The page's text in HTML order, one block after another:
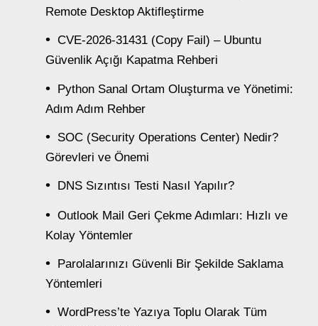
Remote Desktop Aktifleştirme
CVE-2026-31431 (Copy Fail) – Ubuntu
Güvenlik Açığı Kapatma Rehberi
Python Sanal Ortam Oluşturma ve Yönetimi:
Adım Adım Rehber
SOC (Security Operations Center) Nedir?
Görevleri ve Önemi
DNS Sızıntısı Testi Nasıl Yapılır?
Outlook Mail Geri Çekme Adımları: Hızlı ve
Kolay Yöntemler
Parolalarınızı Güvenli Bir Şekilde Saklama
Yöntemleri
WordPress’te Yazıya Toplu Olarak Tüm